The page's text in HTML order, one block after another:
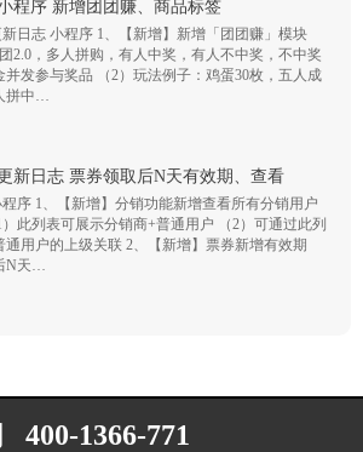
程序 新增团团赚、商品标签
新日志 小程序 1、【新增】新增「团团赚」模块
团2.0，多人拼购，有人中奖，有人不中奖，不中奖
并发参与奖品 （2）玩法例子：鸡蛋30枚，五人成
拼中…
新日志 票券领取后N天有效期、查看
程序 1、【新增】分销功能新增查看所有分销用户
此列表可展示分销商+普通用户 （2）可通过此列
通用户的上级关联 2、【新增】票券新增有效期
N天…
400-1366-771